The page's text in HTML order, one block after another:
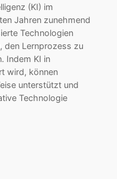
(KI) im
Jahren zunehmend
Technologien
den Lernprozess zu
Indem KI in
wird, können
unterstützt und
Technologie